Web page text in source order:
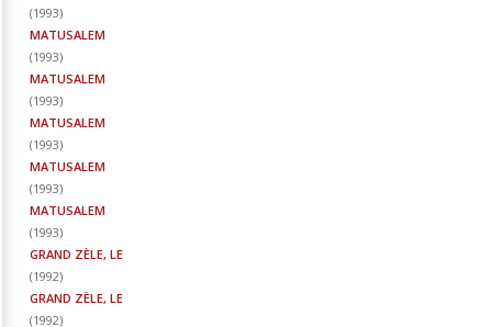
(1993)
MATUSALEM
(1993)
MATUSALEM
(1993)
MATUSALEM
(1993)
MATUSALEM
(1993)
MATUSALEM
(1993)
GRAND ZÈLE, LE
(1992)
GRAND ZÈLE, LE
(1992)